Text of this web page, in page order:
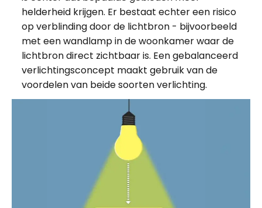
helderheid krijgen. Er bestaat echter een risico
op verblinding door de lichtbron - bijvoorbeeld
met een wandlamp in de woonkamer waar de
lichtbron direct zichtbaar is. Een gebalanceerd
verlichtingsconcept maakt gebruik van de
voordelen van beide soorten verlichting.